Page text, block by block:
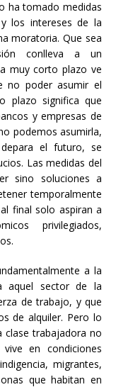
ha tomado medidas
los intereses de la
moratoria. Que sea
conlleva a un
muy corto plazo ve
no poder asumir el
plazo significa que
y empresas de
podemos asumirla,
el futuro, se
Las medidas del
sino soluciones a
temporalmente
final solo aspiran a
privilegiados,
a la
aquel sector de la
de trabajo, y que
de alquiler. Pero lo
clase trabajadora no
en condiciones
migrantes,
que habitan en